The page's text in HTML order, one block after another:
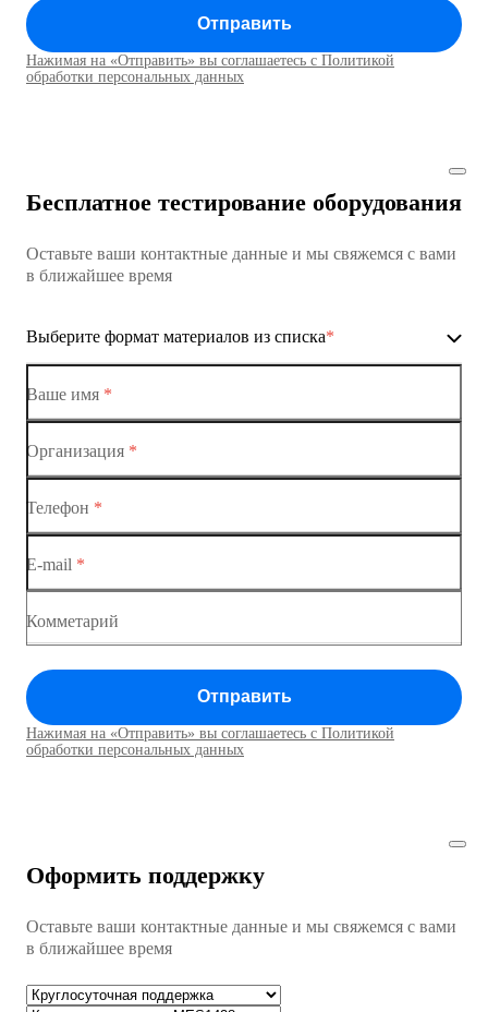
Коммутатор доступа MES1428
Коммутаторы доступа01
Коммутатор доступа MES1428
Коммутатор доступа MES1428
Коммутаторы доступа
Коммутатор доступа MES1428-03
Коммутатор доступа MES1428-04
Отправить
Нажимая на «Отправить» вы соглашаетесь с Политикой
обработки персональных данных
Бесплатное тестирование оборудования
Оставьте ваши контактные данные и мы свяжемся с вами
в ближайшее время
Выберите формат материалов из списка*
Ethernet-коммутаторы
Коммутатор доступа MES1428
Коммутаторы доступа01
Коммутатор доступа MES1428
Коммутатор доступа MES1428
Ваше имя *
Организация *
Телефон *
E-mail *
Комметарий
Отправить
Нажимая на «Отправить» вы соглашаетесь с Политикой
обработки персональных данных
Оформить поддержку
Оставьте ваши контактные данные и мы свяжемся с вами
в ближайшее время